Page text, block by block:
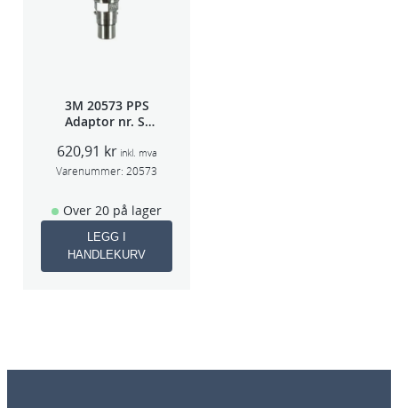
3M 20573 PPS
Adaptor nr. S-
620,91 kr inkl. mva
Varenummer: 20573
Over 20 på lager
LEGG I
HANDLEKURV